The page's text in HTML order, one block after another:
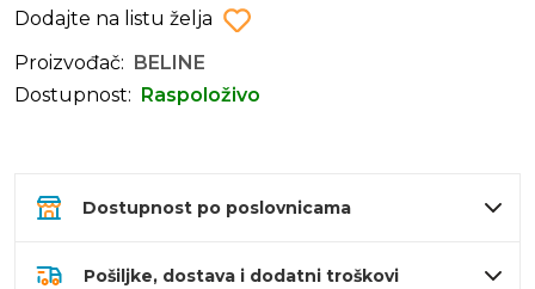
Dodajte na listu želja
Proizvođač:
BELINE
Dostupnost:
Raspoloživo
Dostupnost po poslovnicama
Pošiljke, dostava i dodatni troškovi